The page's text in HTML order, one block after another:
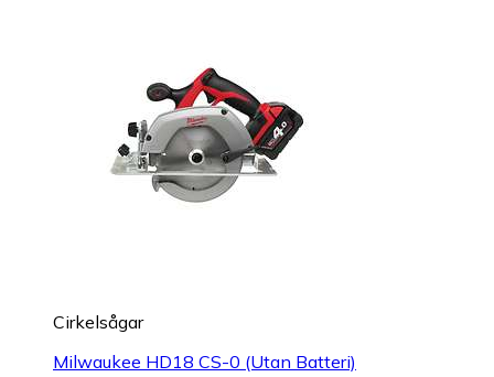
Cirkelsågar
Milwaukee HD18 CS-0 (Utan Batteri)